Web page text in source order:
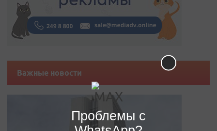
Важные новости
Проблемы с